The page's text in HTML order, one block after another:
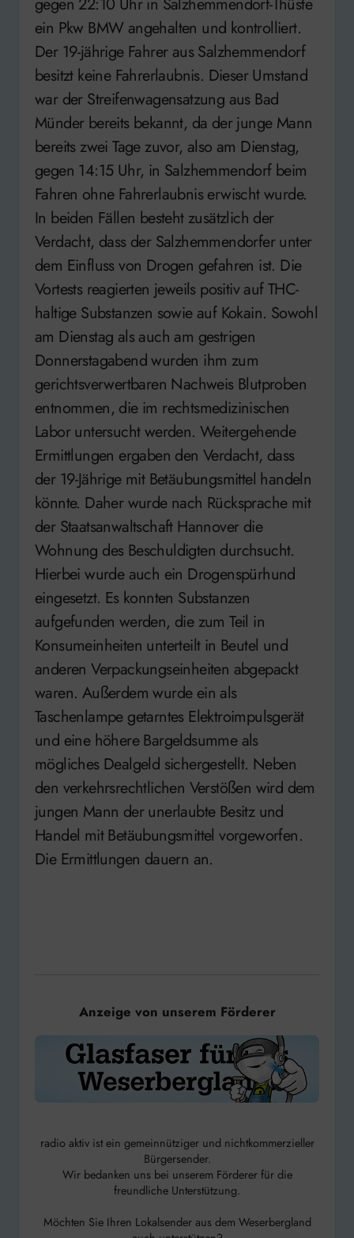
ein Pkw BMW angehalten und kontrolliert.
Der 19-jährige Fahrer aus Salzhemmendorf
besitzt keine Fahrerlaubnis. Dieser Umstand
war der Streifenwagensatzung aus Bad
Münder bereits bekannt, da der junge Mann
bereits zwei Tage zuvor, also am Dienstag,
gegen 14:15 Uhr, in Salzhemmendorf beim
Fahren ohne Fahrerlaubnis erwischt wurde.
In beiden Fällen besteht zusätzlich der
Verdacht, dass der Salzhemmendorfer unter
dem Einfluss von Drogen gefahren ist. Die
Vortests reagierten jeweils positiv auf THC-
haltige Substanzen sowie auf Kokain. Sowohl
am Dienstag als auch am gestrigen
Donnerstagabend wurden ihm zum
gerichtsverwertbaren Nachweis Blutproben
entnommen, die im rechtsmedizinischen
Labor untersucht werden. Weitergehende
Ermittlungen ergaben den Verdacht, dass
der 19-Jährige mit Betäubungsmittel handeln
könnte. Daher wurde nach Rücksprache mit
der Staatsanwaltschaft Hannover die
Wohnung des Beschuldigten durchsucht.
Hierbei wurde auch ein Drogenspürhund
eingesetzt. Es konnten Substanzen
aufgefunden werden, die zum Teil in
Konsumeinheiten unterteilt in Beutel und
anderen Verpackungseinheiten abgepackt
waren. Außerdem wurde ein als
Taschenlampe getarntes Elektroimpulsgerät
und eine höhere Bargeldsumme als
mögliches Dealgeld sichergestellt. Neben
den verkehrsrechtlichen Verstößen wird dem
jungen Mann der unerlaubte Besitz und
Handel mit Betäubungsmittel vorgeworfen.
Die Ermittlungen dauern an.
Anzeige von unserem Förderer
radio aktiv ist ein gemeinnütziger und nichtkommerzieller
Bürgersender.
Wir bedanken uns bei unserem Förderer für die
freundliche Unterstützung.
Möchten Sie Ihren Lokalsender aus dem Weserbergland